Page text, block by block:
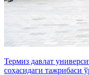
Термиз давлат
соҳасидаги тажрибаси